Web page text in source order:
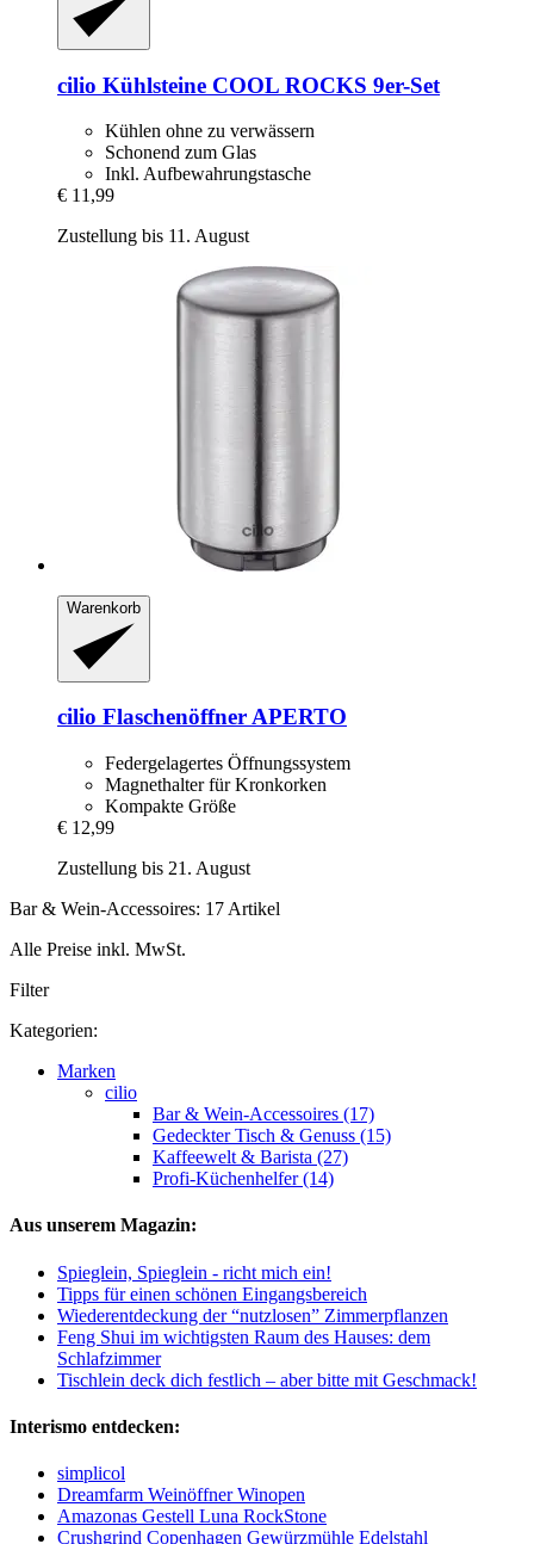
cilio Kühlsteine COOL ROCKS 9er-​Set
Kühlen ohne zu verwässern
Schonend zum Glas
Inkl. Aufbewahrungstasche
€ 11,99
Zustellung bis 11. August
Warenkorb
cilio Flaschenöffner APERTO
Federgelagertes Öffnungssystem
Magnethalter für Kronkorken
Kompakte Größe
€ 12,99
Zustellung bis 21. August
Bar & Wein-Accessoires: 17 Artikel
Alle Preise inkl. MwSt.
Filter
Kategorien:
Marken
cilio
Bar & Wein-Accessoires (17)
Gedeckter Tisch & Genuss (15)
Kaffeewelt & Barista (27)
Profi-Küchenhelfer (14)
Aus unserem Magazin:
Spieglein, Spieglein - richt mich ein!
Tipps für einen schönen Eingangsbereich
Wiederentdeckung der “nutzlosen” Zimmerpflanzen
Feng Shui im wichtigsten Raum des Hauses: dem
Schlafzimmer
Tischlein deck dich festlich – aber bitte mit Geschmack!
Interismo entdecken:
simplicol
Dreamfarm Weinöffner Winopen
Amazonas Gestell Luna RockStone
Crushgrind Copenhagen Gewürzmühle Edelstahl